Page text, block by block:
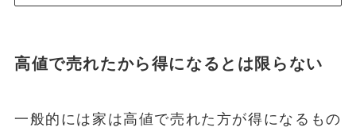
高値で売れたから得になるとは限らない
一般的には家は高値で売れた方が得になるもの